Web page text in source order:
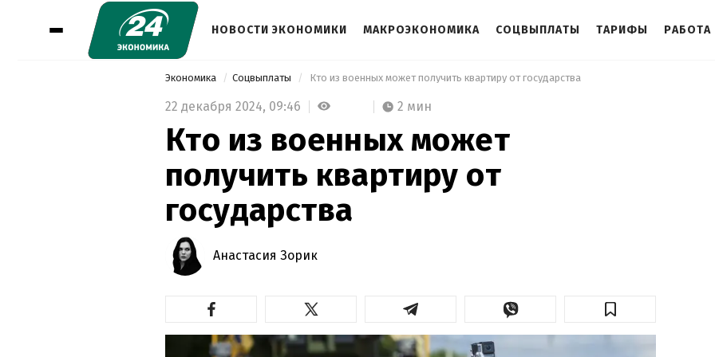
НОВОСТИ ЭКОНОМИКИ МАКРОЭКОНОМИКА СОЦВЫПЛАТЫ ТАРИФЫ РАБОТА
Экономика Соцвыплаты Кто из военных может получить квартиру от государства
22 декабря 2024, 09:46 2 мин
Кто из военных может
получить квартиру от
государства
Анастасия Зорик